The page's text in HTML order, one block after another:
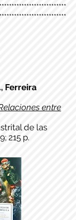
Ferreira
entre
de las
215 p.